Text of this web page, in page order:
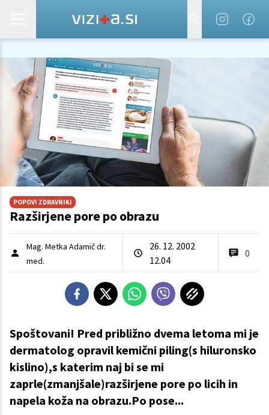
POPOVI ZDRAVNIKI
Razširjene pore po obrazu
Mag. Metka Adamič dr.
med.
26. 12. 2002
12.04
0
Spoštovani! Pred približno dvema letoma mi je
dermatolog opravil kemični piling(s hiluronsko
kislino),s katerim naj bi se mi
zaprle(zmanjšale)razširjene pore po licih in
napela koža na obrazu.Po pose...